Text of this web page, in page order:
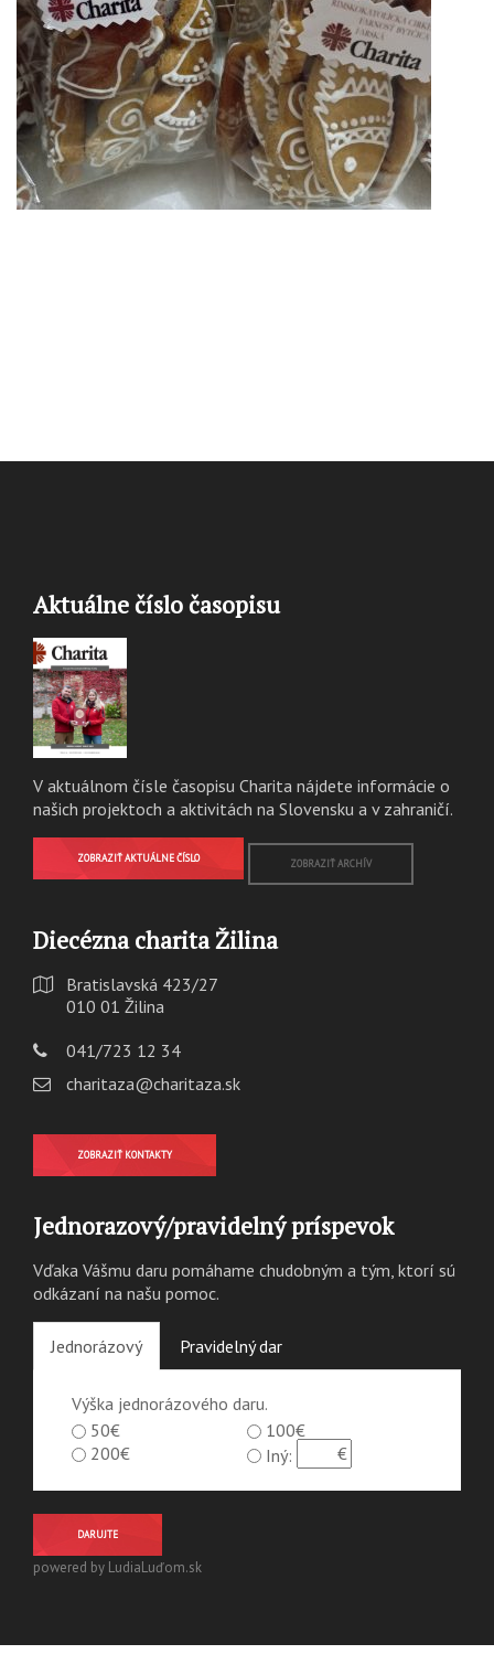
Aktuálne číslo časopisu
V aktuálnom čísle časopisu Charita nájdete informácie o
našich projektoch a aktivitách na Slovensku a v zahraničí.
ZOBRAZIŤ AKTUÁLNE ČÍSLO ZOBRAZIŤ ARCHÍV
Diecézna charita Žilina
Bratislavská 423/27
010 01 Žilina
041/723 12 34
charitaza@charitaza.sk
ZOBRAZIŤ KONTAKTY
Jednorazový/pravidelný príspevok
Vďaka Vášmu daru pomáhame chudobným a tým, ktorí sú
odkázaní na našu pomoc.
Jednorázový Pravidelný dar
Výška jednorázového daru.
50€
100€
200€
Iný:
DARUJTE
powered by LudiaLuďom.sk